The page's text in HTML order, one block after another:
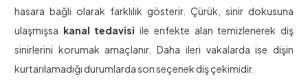
hasara bağlı olarak farklılık gösterir. Çürük, sinir dokusuna
ulaşmışsa kanal tedavisi ile enfekte alan temizlenerek diş
sinirlerini korumak amaçlanır. Daha ileri vakalarda ise dişin
kurtarılamadığı durumlarda son seçenek diş çekimidir.